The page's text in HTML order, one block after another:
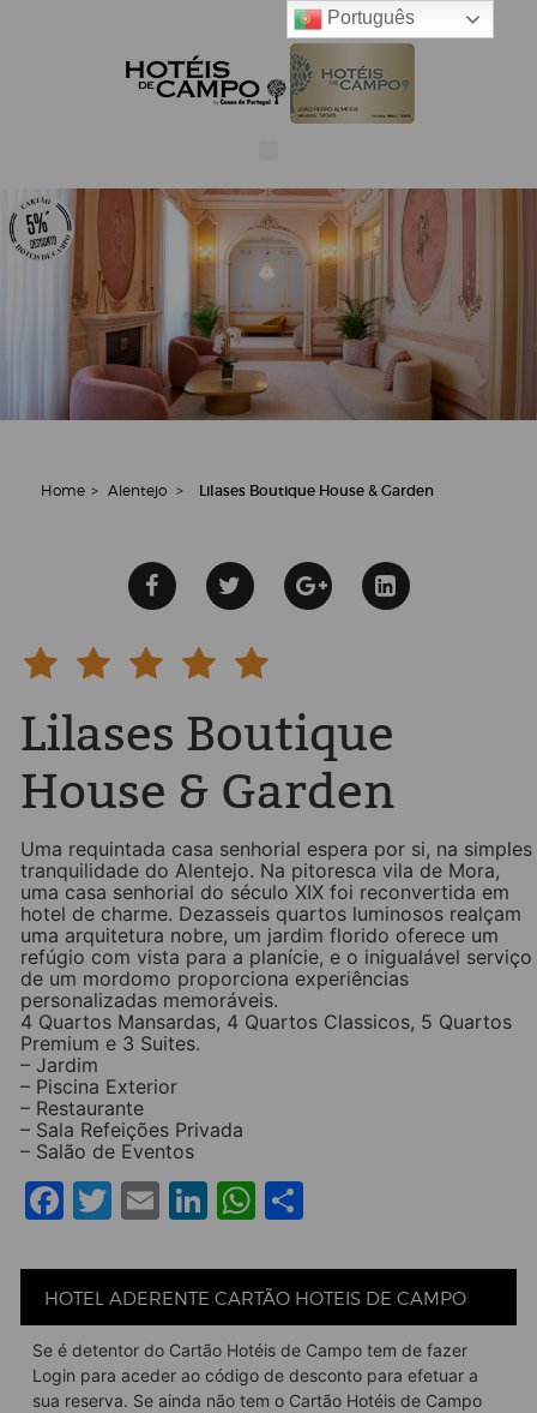
Home > Alentejo > Lilases Boutique House & Garden
Lilases Boutique
House & Garden
Uma requintada casa senhorial espera por si, na simples
tranquilidade do Alentejo. Na pitoresca vila de Mora,
uma casa senhorial do século XIX foi reconvertida em
hotel de charme. Dezasseis quartos luminosos realçam
uma arquitetura nobre, um jardim florido oferece um
refúgio com vista para a planície, e o inigualável serviço
de um mordomo proporciona experiências
personalizadas memoráveis.
4 Quartos Mansardas, 4 Quartos Classicos, 5 Quartos
Premium e 3 Suites.
– Jardim
– Piscina Exterior
– Restaurante
– Sala Refeições Privada
– Salão de Eventos
Facebook
Twitter
EmailLinkedIn
WhatsApp
HOTEL ADERENTE CARTÃO HOTEIS DE CAMPO
Se é detentor do Cartão Hotéis de Campo tem de fazer
Login para aceder ao código de desconto para efetuar a
sua reserva. Se ainda não tem o Cartão Hotéis de Campo
Português